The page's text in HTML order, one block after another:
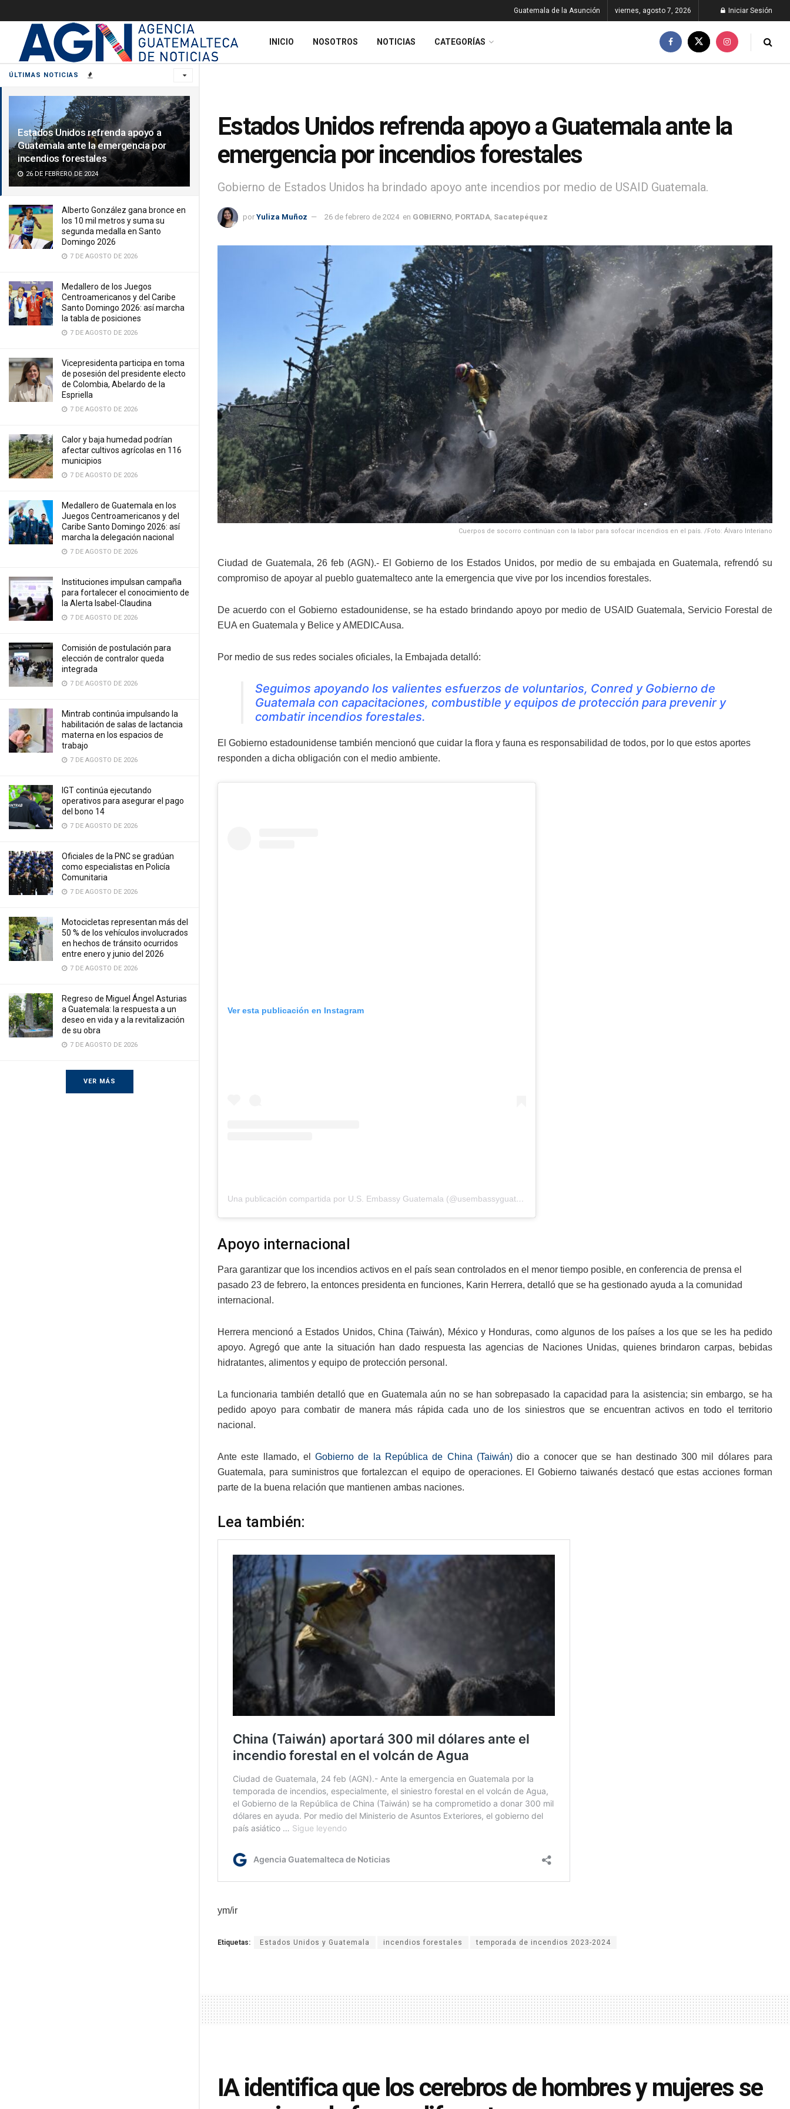
ÚLTIMAS NOTICIAS
Estados Unidos refrenda apoyo a
Guatemala ante la emergencia por
incendios forestales
26 DE FEBRERO DE 2024
Alberto González gana bronce en
los 10 mil metros y suma su
segunda medalla en Santo
Domingo 2026
7 DE AGOSTO DE 2026
Medallero de los Juegos
Centroamericanos y del Caribe
Santo Domingo 2026: así marcha
la tabla de posiciones
7 DE AGOSTO DE 2026
Vicepresidenta participa en toma
de posesión del presidente electo
de Colombia, Abelardo de la
Espriella
7 DE AGOSTO DE 2026
Calor y baja humedad podrían
afectar cultivos agrícolas en 116
municipios
7 DE AGOSTO DE 2026
Medallero de Guatemala en los
Juegos Centroamericanos y del
Caribe Santo Domingo 2026: así
marcha la delegación nacional
7 DE AGOSTO DE 2026
Instituciones impulsan campaña
para fortalecer el conocimiento de
la Alerta Isabel-Claudina
7 DE AGOSTO DE 2026
Comisión de postulación para
elección de contralor queda
integrada
7 DE AGOSTO DE 2026
Mintrab continúa impulsando la
habilitación de salas de lactancia
materna en los espacios de
trabajo
7 DE AGOSTO DE 2026
IGT continúa ejecutando
operativos para asegurar el pago
del bono 14
7 DE AGOSTO DE 2026
Oficiales de la PNC se gradúan
como especialistas en Policía
Comunitaria
7 DE AGOSTO DE 2026
Motocicletas representan más del
50 % de los vehículos involucrados
en hechos de tránsito ocurridos
entre enero y junio del 2026
7 DE AGOSTO DE 2026
Regreso de Miguel Ángel Asturias
a Guatemala: la respuesta a un
deseo en vida y a la revitalización
de su obra
7 DE AGOSTO DE 2026
VER MÁS
Guatemala de la Asunción viernes, agosto 7, 2026 Iniciar Sesión
INICIO NOSOTROS NOTICIAS CATEGORÍAS
Estados Unidos refrenda apoyo a Guatemala ante la
emergencia por incendios forestales
Gobierno de Estados Unidos ha brindado apoyo ante incendios por medio de USAID Guatemala.
por Yuliza Muñoz 26 de febrero de 2024 en GOBIERNO PORTADA Sacatepéquez
Cuerpos de socorro continúan con la labor para sofocar incendios en el país. /Foto: Álvaro Interiano
Ciudad de Guatemala, 26 feb (AGN).- El Gobierno de los Estados Unidos, por medio de su embajada en Guatemala, refrendó su
compromiso de apoyar al pueblo guatemalteco ante la emergencia que vive por los incendios forestales.
De acuerdo con el Gobierno estadounidense, se ha estado brindando apoyo por medio de USAID Guatemala, Servicio Forestal de
EUA en Guatemala y Belice y AMEDICAusa.
Por medio de sus redes sociales oficiales, la Embajada detalló:
Seguimos apoyando los valientes esfuerzos de voluntarios, Conred y Gobierno de
Guatemala con capacitaciones, combustible y equipos de protección para prevenir y
combatir incendios forestales.
El Gobierno estadounidense también mencionó que cuidar la flora y fauna es responsabilidad de todos, por lo que estos aportes
responden a dicha obligación con el medio ambiente.
Ver esta publicación en Instagram
Una publicación compartida por U.S. Embassy Guatemala (@usembassyguatemala)
Apoyo internacional
Para garantizar que los incendios activos en el país sean controlados en el menor tiempo posible, en conferencia de prensa el
pasado 23 de febrero, la entonces presidenta en funciones, Karin Herrera, detalló que se ha gestionado ayuda a la comunidad
internacional.
Herrera mencionó a Estados Unidos, China (Taiwán), México y Honduras, como algunos de los países a los que se les ha pedido
apoyo. Agregó que ante la situación han dado respuesta las agencias de Naciones Unidas, quienes brindaron carpas, bebidas
hidratantes, alimentos y equipo de protección personal.
La funcionaria también detalló que en Guatemala aún no se han sobrepasado la capacidad para la asistencia; sin embargo, se ha
pedido apoyo para combatir de manera más rápida cada uno de los siniestros que se encuentran activos en todo el territorio
nacional.
Ante este llamado, elGobierno de la República de China (Taiwán)dio a conocer que se han destinado 300 mil dólares para
Guatemala, para suministros que fortalezcan el equipo de operaciones. El Gobierno taiwanés destacó que estas acciones forman
parte de la buena relación que mantienen ambas naciones.
Lea también:
ym/ir
Etiquetas: Estados Unidos y Guatemala incendios forestales temporada de incendios 2023-2024
IA identifica que los cerebros de hombres y mujeres se